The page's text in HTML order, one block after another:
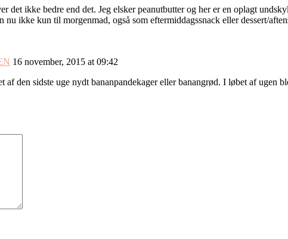
det ikke bedre end det. Jeg elsker peanutbutter og her er en oplagt
nu ikke kun til morgenmad, også som eftermiddagssnack eller dessert/
16 november, 2015 at 09:42
den sidste uge nydt bananpandekager eller banangrød. I løbet af ugen